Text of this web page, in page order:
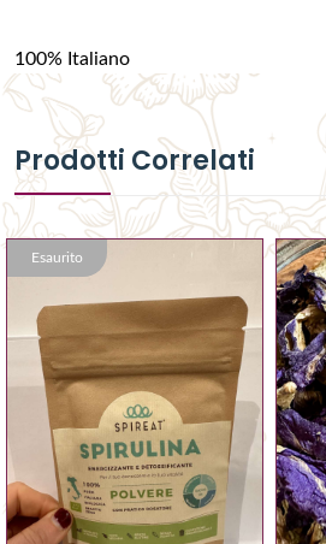
100% Italiano
Prodotti Correlati
Esaurito